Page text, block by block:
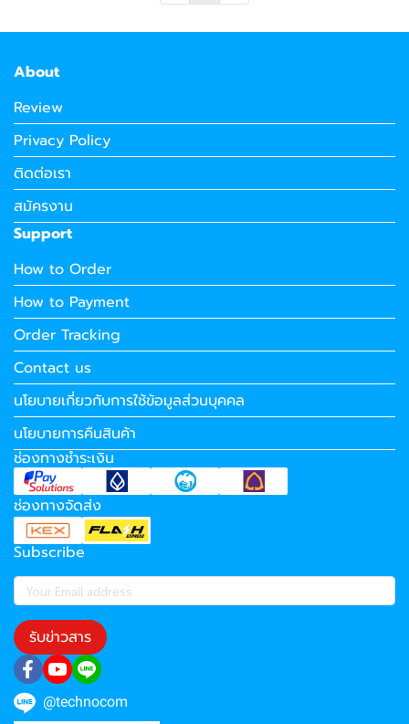
About
Review
Privacy Policy
ติดต่อเรา
สมัครงาน
Support
How to Order
How to Payment
Order Tracking
Contact us
นโยบายเกี่ยวกับการใช้ข้อมูลส่วนบุคคล
นโยบายการคืนสินค้า
ช่องทางชำระเงิน
ช่องทางจัดส่ง
Subscribe
รับข่าวสาร
@technocom